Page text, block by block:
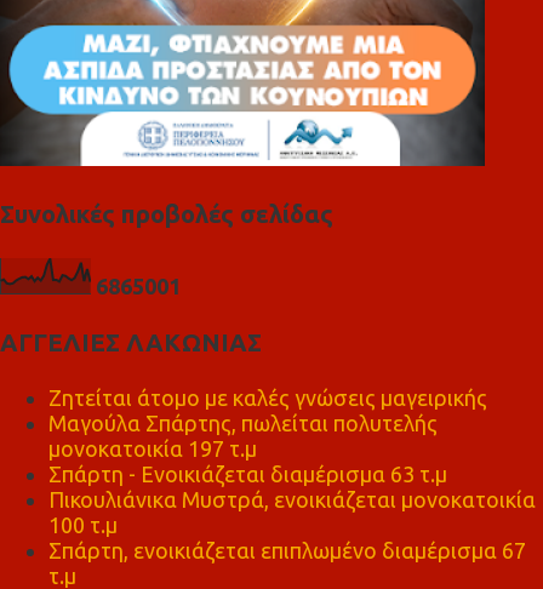
Συνολικές προβολές σελίδας
6865001
ΑΓΓΕΛΙΕΣ ΛΑΚΩΝΙΑΣ
Ζητείται άτομο με καλές γνώσεις μαγειρικής
Μαγούλα Σπάρτης, πωλείται πολυτελής
μονοκατοικία 197 τ.μ
Σπάρτη - Ενοικιάζεται διαμέρισμα 63 τ.μ
Πικουλιάνικα Μυστρά, ενοικιάζεται μονοκατοικία
100 τ.μ
Σπάρτη, ενοικιάζεται επιπλωμένο διαμέρισμα 67
τ.μ